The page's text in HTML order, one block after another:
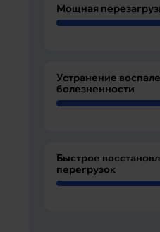
Мощная
Устранение
болезненности
Быстрое
перегрузок